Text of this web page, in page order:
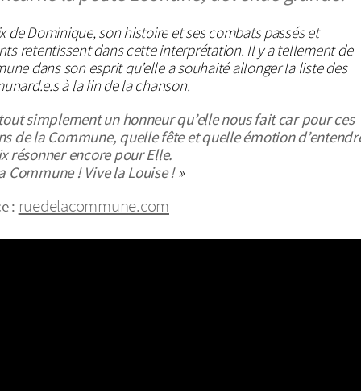
de Dominique, son histoire et ses combats passés et
retentissent dans cette interprétation. Il y a tellement de
dans son esprit qu’elle a souhaité allonger la liste des
à la fin de la chanson.
tout simplement un honneur qu’elle nous fait car pour ces
de la Commune, quelle fête et quelle émotion
résonner encore pour Elle.
Commune ! Vive la Louise !»
: ruedelacommune.com